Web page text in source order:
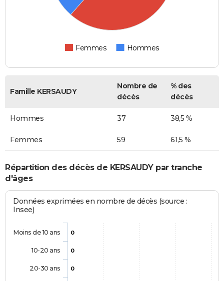
Femmes Hommes
Famille KERSAUDY
Nombre de
décès
% des
décès
Hommes 37 38,5 %
Femmes 59 61,5 %
Répartition des décès de KERSAUDY par tranche
d'âges
Données exprimées en nombre de décès (source :
Insee)
0
0
0
Moins de 10 ans
10-20 ans
20-30 ans